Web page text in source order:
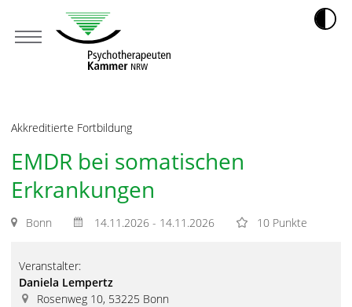
Akkreditierte Fortbildung
EMDR bei somatischen
Erkrankungen
Bonn 14.11.2026 - 14.11.2026 10 Punkte
Veranstalter:
Daniela Lempertz
Rosenweg 10, 53225 Bonn